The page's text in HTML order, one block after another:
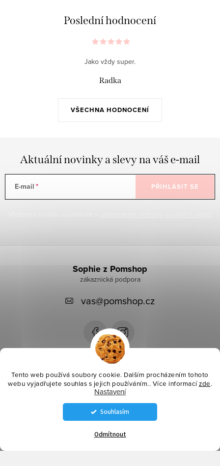
Tento web používá soubory cookie. Dalším procházením tohoto
webu vyjadřujete souhlas s jejich používáním.. Více informacízde.
Nastavení
Odmítnout
Souhlasím
Poslední hodnocení
VŠECHNA HODNOCENÍ
Jako vždy super.
Radka
Aktuální novinky a slevy na váš e-mail
E-mail PŘIHLÁSIT SE
Instagram
Sophie z Pomshop
vas@pomshop.cz
. Všechna práva vyhrazena.